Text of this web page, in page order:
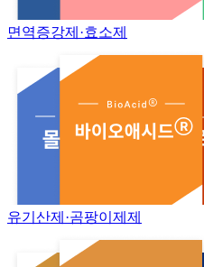
면역증강제·효소제
유기산제·곰팡이제제